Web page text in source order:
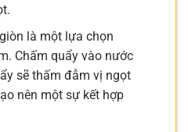
là một lựa chọn
Chấm quẩy vào nước
sẽ thấm đẫm vị ngọt
nên một sự kết hợp